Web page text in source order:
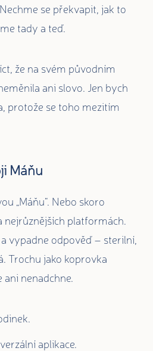
se překvapit, jak to
tady a teď.
že na svém původním
ani slovo. Jen bych
protože se toho mezitím
Máňu
„Máňu“. Nebo skoro
nejrůznějších platformách.
vypadne odpověď – sterilní,
Trochu jako koprovka
ani nenadchne.
aplikace.